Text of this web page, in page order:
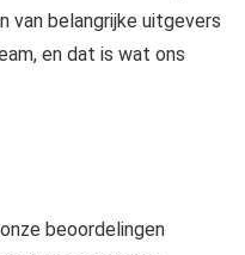
van belangrijke uitgevers
en dat is wat ons
beoordelingen